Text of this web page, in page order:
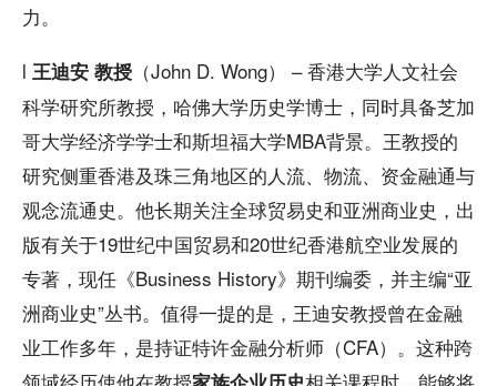
力。
l 王迪安 教授 （John D. Wong） – 香港大学人文社会
科学研究所教授，哈佛大学历史学博士，同时具备芝加
哥大学经济学学士和斯坦福大学MBA背景。王教授的
研究侧重香港及珠三角地区的人流、物流、资金融通与
观念流通史。他长期关注全球贸易史和亚洲商业史，出
版有关于19世纪中国贸易和20世纪香港航空业发展的
专著，现任《Business History》期刊编委，并主编“亚
洲商业史”丛书。值得一提的是，王迪安教授曾在金融
业工作多年，是持证特许金融分析师（CFA）。这种跨